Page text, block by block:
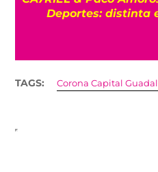
Deportes: distinta
TAGS: Corona Capital